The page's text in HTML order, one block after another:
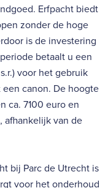
Erfpacht biedt
zonder de hoge
is de investering
betaalt u een
voor het gebruik
canon. De hoogte
ca. 7100 euro en
afhankelijk van de
bij Parc de Utrecht is
voor het onderhoud